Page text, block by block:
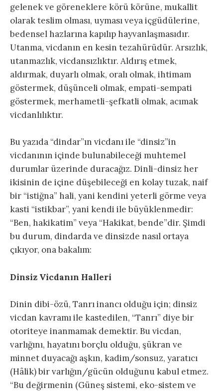
gelenek ve göreneklere körü körüne, mukallit
olarak teslim olması, uyması veya içgüdülerine,
bedensel hazlarına kapılıp hayvanlaşmasıdır.
Utanma, vicdanın en kesin tezahürüdür. Arsızlık,
utanmazlık, vicdansızlıktır. Aldırış etmek,
aldırmak, duyarlı olmak, oralı olmak, ihtimam
göstermek, düşünceli olmak, empati-sempati
göstermek, merhametli-şefkatli olmak, acımak
vicdanlılıktır.
Bu yazıda “dindar”ın vicdanı ile “dinsiz”in
vicdanının içinde bulunabileceği muhtemel
durumlar üzerinde duracağız. Dinli-dinsiz her
ikisinin de içine düşebileceği en kolay tuzak, naif
bir “istiğna” hali, yani kendini yeterli görme veya
kasti “istikbar”, yani kendi ile büyüklenmedir:
“Ben, hakikatim” veya “Hakikat, bende”dir. Şimdi
bu durum, dindarda ve dinsizde nasıl ortaya
çıkıyor, ona bakalım:
Dinsiz Vicdanın Halleri
Dinin dibi-özü, Tanrı inancı olduğu için; dinsiz
vicdan kavramı ile kastedilen, “Tanrı” diye bir
otoriteye inanmamak demektir. Bu vicdan,
varlığını, hayatını borçlu olduğu, şükran ve
minnet duyacağı aşkın, kadim/sonsuz, yaratıcı
(Hâlik) bir varlığın/gücün olduğunu kabul etmez.
“Bu değirmenin (Güneş sistemi, eko-sistem ve